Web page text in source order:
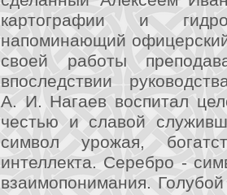
картографии и
напоминающий
своей работы
впоследствии
А. И. Нагаев воспитал
честью и славой
символ урожая,
интеллекта. Серебро -
взаимопонимания.